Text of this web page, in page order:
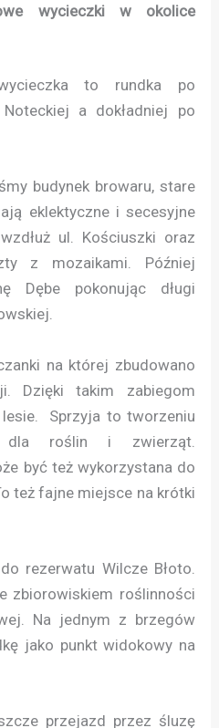
wycieczki w okolice
to rundka po
a dokładniej po
budynek browaru, stare
eklektyczne i secesyjne
ul. Kościuszki oraz
z mozaikami. Później
Dębe pokonując długi
na której zbudowano
Dzięki takim zabiegom
Sprzyja to tworzeniu
roślin i zwierząt.
być też wykorzystana do
też fajne miejsce na krótki
rezerwatu Wilcze Błoto.
zbiorowiskiem roślinności
Na jednym z brzegów
jako punkt widokowy na
przejazd przez śluzę